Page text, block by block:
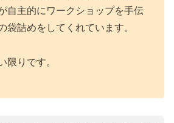
自主的にワークショップを手伝
袋詰めをしてくれています。
限りです。